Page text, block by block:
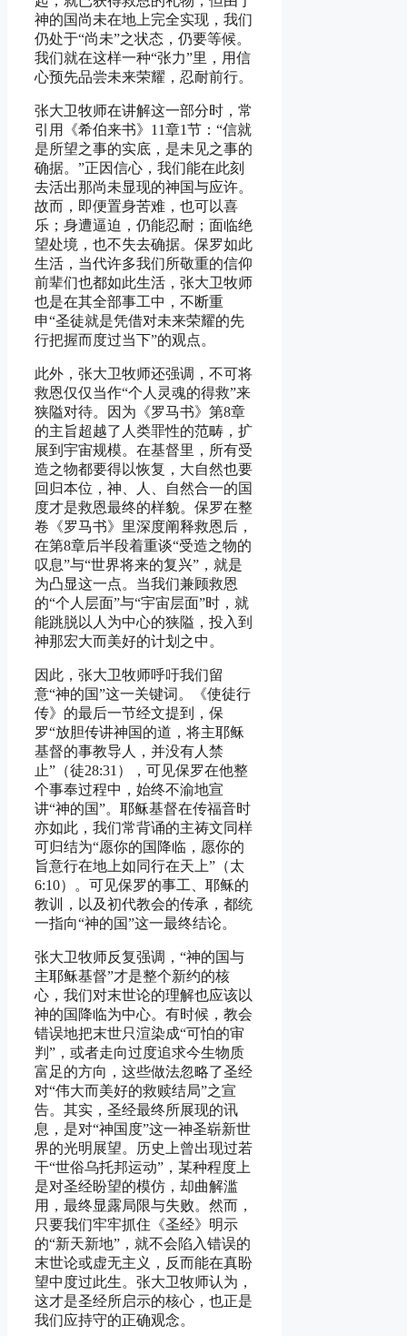
神的国尚未在地上完全实现，我们
仍处于“尚未”之状态，仍要等候。
我们就在这样一种“张力”里，用信
心预先品尝未来荣耀，忍耐前行。
张大卫牧师在讲解这一部分时，常
引用《希伯来书》11章1节：“信就
是所望之事的实底，是未见之事的
确据。”正因信心，我们能在此刻
去活出那尚未显现的神国与应许。
故而，即便置身苦难，也可以喜
乐；身遭逼迫，仍能忍耐；面临绝
望处境，也不失去确据。保罗如此
生活，当代许多我们所敬重的信仰
前辈们也都如此生活，张大卫牧师
也是在其全部事工中，不断重
申“圣徒就是凭借对未来荣耀的先
行把握而度过当下”的观点。
此外，张大卫牧师还强调，不可将
救恩仅仅当作“个人灵魂的得救”来
狭隘对待。因为《罗马书》第8章
的主旨超越了人类罪性的范畴，扩
展到宇宙规模。在基督里，所有受
造之物都要得以恢复，大自然也要
回归本位，神、人、自然合一的国
度才是救恩最终的样貌。保罗在整
卷《罗马书》里深度阐释救恩后，
在第8章后半段着重谈“受造之物的
叹息”与“世界将来的复兴”，就是
为凸显这一点。当我们兼顾救恩
的“个人层面”与“宇宙层面”时，就
能跳脱以人为中心的狭隘，投入到
神那宏大而美好的计划之中。
因此，张大卫牧师呼吁我们留
意“神的国”这一关键词。《使徒行
传》的最后一节经文提到，保
罗“放胆传讲神国的道，将主耶稣
基督的事教导人，并没有人禁
止”（徒28:31），可见保罗在他整
个事奉过程中，始终不渝地宣
讲“神的国”。耶稣基督在传福音时
亦如此，我们常背诵的主祷文同样
可归结为“愿你的国降临，愿你的
旨意行在地上如同行在天上”（太
6:10）。可见保罗的事工、耶稣的
教训，以及初代教会的传承，都统
一指向“神的国”这一最终结论。
张大卫牧师反复强调，“神的国与
主耶稣基督”才是整个新约的核
心，我们对末世论的理解也应该以
神的国降临为中心。有时候，教会
错误地把末世只渲染成“可怕的审
判”，或者走向过度追求今生物质
富足的方向，这些做法忽略了圣经
对“伟大而美好的救赎结局”之宣
告。其实，圣经最终所展现的讯
息，是对“神国度”这一神圣崭新世
界的光明展望。历史上曾出现过若
干“世俗乌托邦运动”，某种程度上
是对圣经盼望的模仿，却曲解滥
用，最终显露局限与失败。然而，
只要我们牢牢抓住《圣经》明示
的“新天新地”，就不会陷入错误的
末世论或虚无主义，反而能在真盼
望中度过此生。张大卫牧师认为，
这才是圣经所启示的核心，也正是
我们应持守的正确观念。